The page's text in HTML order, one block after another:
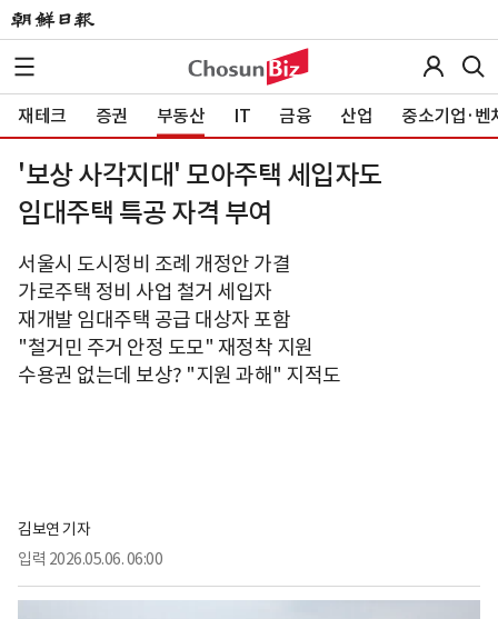
재테크 증권 부동산 IT 금융 산업 중소기업·벤
'보상 사각지대' 모아주택 세입자도
임대주택 특공 자격 부여
서울시 도시정비 조례 개정안 가결
가로주택 정비 사업 철거 세입자
재개발 임대주택 공급 대상자 포함
"철거민 주거 안정 도모" 재정착 지원
수용권 없는데 보상? "지원 과해" 지적도
김보연 기자
입력 2026.05.06. 06:00